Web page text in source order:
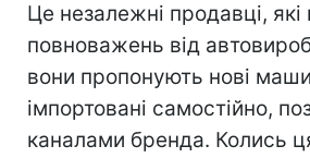
Це незалежні продавці,
повноважень від
вони пропонують нові
імпортовані самостійно,
каналами бренда. Колись